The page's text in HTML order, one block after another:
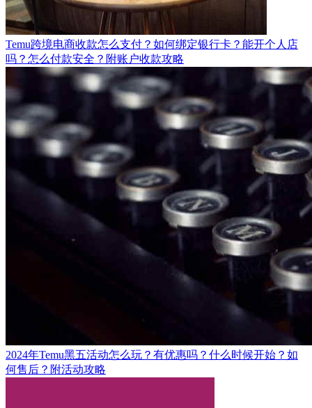
Temu跨境电商收款怎么支付？如何绑定银行卡？能开个人店
吗？怎么付款安全？附账户收款攻略
2024年Temu黑五活动怎么玩？有优惠吗？什么时候开始？如
何售后？附活动攻略